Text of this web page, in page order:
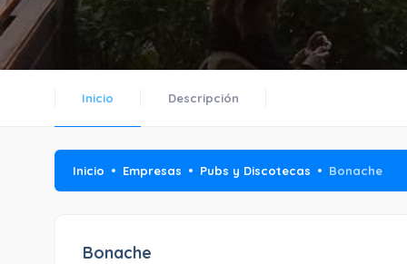
Inicio Descripción
Inicio Empresas Pubs y Discotecas Bonache
Bonache